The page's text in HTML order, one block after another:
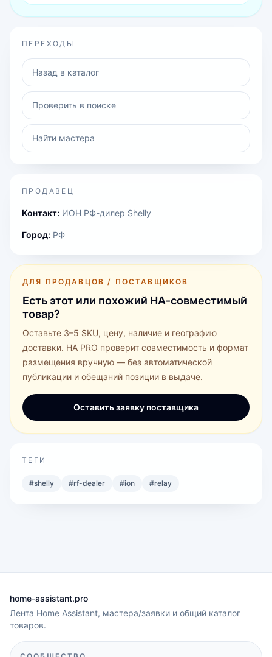
ПЕРЕХОДЫ
Назад в каталог
Проверить в поиске
Найти мастера
ПРОДАВЕЦ
Контакт: ИОН РФ-дилер Shelly
Город: РФ
ДЛЯ ПРОДАВЦОВ / ПОСТАВЩИКОВ
Есть этот или похожий HA‑совместимый
товар?
Оставьте 3–5 SKU, цену, наличие и географию
доставки. HA PRO проверит совместимость и формат
размещения вручную — без автоматической
публикации и обещаний позиции в выдаче.
Оставить заявку поставщика
ТЕГИ
#shelly #rf-dealer #ion #relay
home-assistant.pro
Лента Home Assistant, мастера/заявки и общий каталог
товаров.